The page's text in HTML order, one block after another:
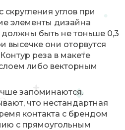
углов при
элементы дизайна
должны быть не тоньше 0,3
высечке они оторвутся
реза в макете
либо векторным
запоминаются.
что нестандартная
контакта с брендом
с прямоугольным